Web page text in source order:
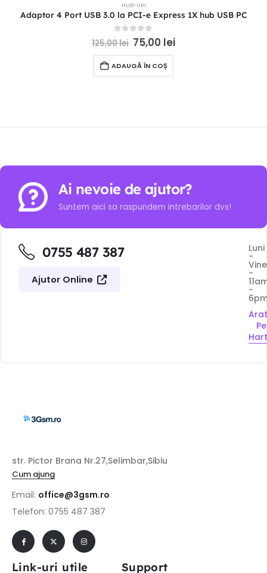
HUB-URI
Adaptor 4 Port USB 3.0 la PCI-e Express 1X hub USB PC
out of 5
125,00lei 75,00 lei
ADAUGĂ ÎN COȘ
Ai nevoie de ajutor?
Suntem aici sa raspundem intrebarilor dvs!
0755 487 387
Ajutor Online
Luni
-
-
-
Pe
str. Pictor Brana Nr.27,Selimbar,Sibiu
Cum ajung
Email: office@3gsm.ro
Telefon: 0755 487 387
Link-uri utile Support